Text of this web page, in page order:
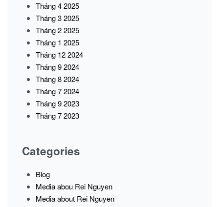
Tháng 4 2025
Tháng 3 2025
Tháng 2 2025
Tháng 1 2025
Tháng 12 2024
Tháng 9 2024
Tháng 8 2024
Tháng 7 2024
Tháng 9 2023
Tháng 7 2023
Categories
Blog
Media abou Rei Nguyen
Media about Rei Nguyen